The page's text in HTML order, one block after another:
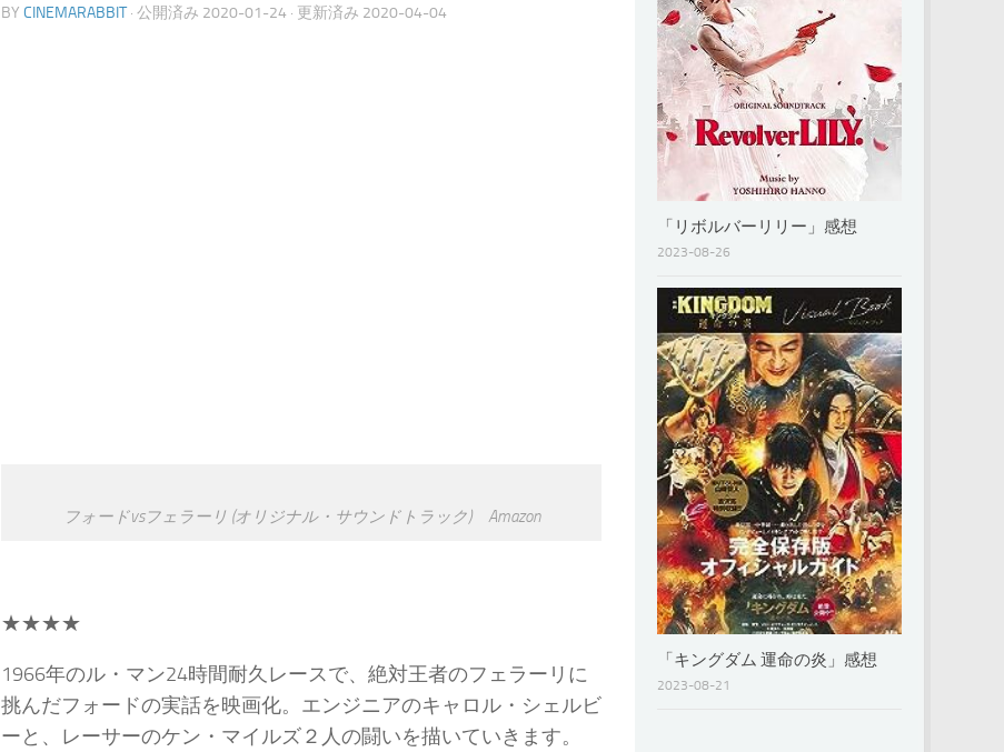
BY CINEMARABBIT · 公開済み 2020-01-24 · 更新済み 2020-04-04
フォードvsフェラーリ (オリジナル・サウンドトラック) Amazon
★★★★
1966年のル・マン24時間耐久レースで、絶対王者のフェラーリに
挑んだフォードの実話を映画化。エンジニアのキャロル・シェルビ
ーと、レーサーのケン・マイルズ２人の闘いを描いていきます。
「リボルバーリリー」感想
2023-08-26
「キングダム 運命の炎」感想
2023-08-21